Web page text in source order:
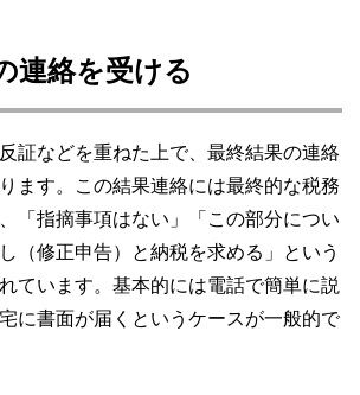
連絡を受ける
証などを重ねた上で、最終結果の連絡
ます。この結果連絡には最終的な税務
「指摘事項はない」「この部分につい
（修正申告）と納税を求める」という
ています。基本的には電話で簡単に説
に書面が届くというケースが一般的で